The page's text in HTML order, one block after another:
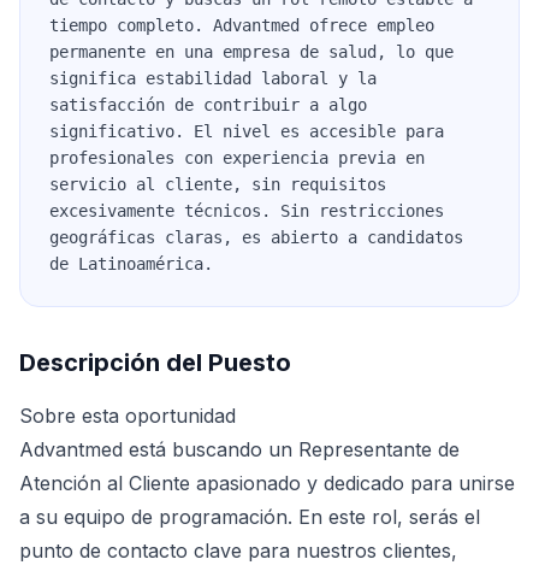
tiempo completo. Advantmed ofrece empleo
permanente en una empresa de salud, lo que
significa estabilidad laboral y la
satisfacción de contribuir a algo
significativo. El nivel es accesible para
profesionales con experiencia previa en
servicio al cliente, sin requisitos
excesivamente técnicos. Sin restricciones
geográficas claras, es abierto a candidatos
de Latinoamérica.
Descripción del Puesto
Sobre esta oportunidad
Advantmed está buscando un Representante de
Atención al Cliente apasionado y dedicado para unirse
a su equipo de programación. En este rol, serás el
punto de contacto clave para nuestros clientes,